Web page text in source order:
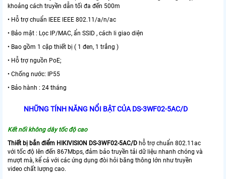
khoảng cách truyền dẫn tối đa đến 500m
• Hỗ trợ chuẩn IEEE IEEE 802.11/a/n/ac
• Bảo mật : Lọc IP/MAC, ẩn SSID , cách li giao diện
• Bao gồm 1 cặp thiết bị ( 1 đen, 1 trắng )
• Hỗ trợ nguồn PoE;
• Chống nước: IP55
• Bảo hành : 24 tháng
NHỮNG TÍNH NĂNG NỔI BẬT CỦA DS-3WF02-5AC/D
Kết nối không dây tốc độ cao
Thiết bị bắn điểm HIKIVISION DS-3WF02-5AC/D hỗ trợ chuẩn 802.11ac
với tốc độ lên đến 867Mbps, đảm bảo truyền tải dữ liệu nhanh chóng và
mượt mà, kể cả với các ứng dụng đòi hỏi băng thông lớn như truyền
video chất lượng cao.